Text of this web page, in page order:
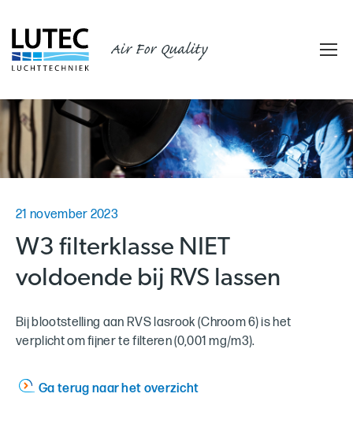
Air For Quality
21 november 2023
W3 filterklasse NIET
voldoende bij RVS lassen
Bij blootstelling aan RVS lasrook (Chroom 6) is het
verplicht om fijner te filteren (0,001 mg/m3).
Ga terug naar het overzicht